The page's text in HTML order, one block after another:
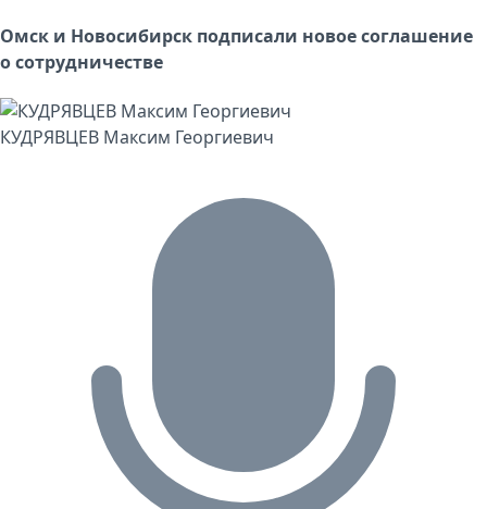
Омск и Новосибирск подписали новое соглашение
о сотрудничестве
КУДРЯВЦЕВ Максим Георгиевич